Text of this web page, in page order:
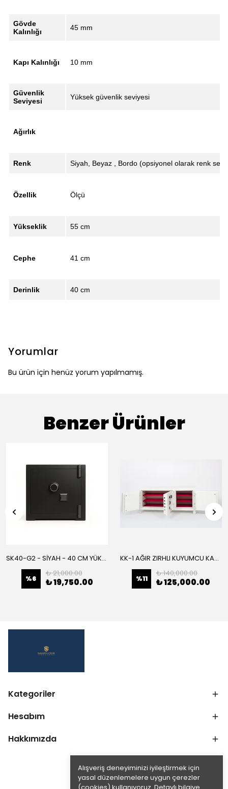
Alışveriş deneyiminizi iyileştirmek için
yasal düzenlemelere uygun çerezler
Gövde
Kalınlığı
45 mm
Kapı Kalınlığı 10 mm
Güvenlik
Seviyesi
Yüksek güvenlik seviyesi
Ağırlık
Renk Siyah, Beyaz , Bordo (opsiyonel olarak renk
Özellik Ölçü
Yükseklik 55 cm
Cephe 41 cm
Derinlik 40 cm
Yorumlar
Bu ürün için henüz yorum yapılmamış.
Benzer Ürünler
SK40-G2 - SİYAH - 40 CM YÜKSEKLİK- ZEMİNE MONTAJLANABİLİR ÇELİK KASA
%6
₺ 21,000.00
₺ 19,750.00
KK-1 AĞIR ZIRHLI KUYUMCU KASA
%11
₺ 140,000.00
₺ 125,000.00
Kategoriler
Hesabım
Hakkımızda